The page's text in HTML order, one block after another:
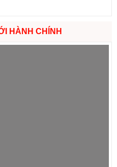
HÀNH CHÍNH